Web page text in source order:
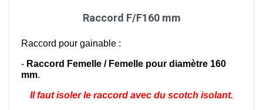
Raccord F/F160 mm
Raccord pour gainable :
- Raccord Femelle / Femelle pour diamètre 160
mm.
Il faut isoler le raccord avec du scotch isolant.